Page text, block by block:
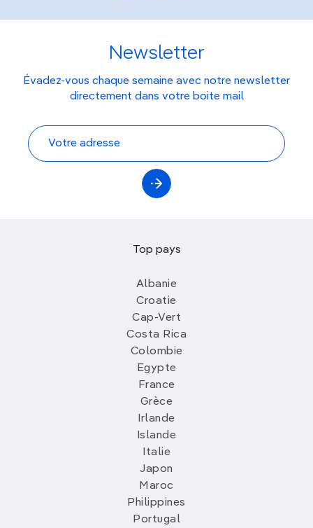
Newsletter
Évadez-vous chaque semaine avec notre newsletter
directement dans votre boite mail
Top pays
Albanie
Croatie
Cap-Vert
Costa Rica
Colombie
Egypte
France
Grèce
Irlande
Islande
Italie
Japon
Maroc
Philippines
Portugal